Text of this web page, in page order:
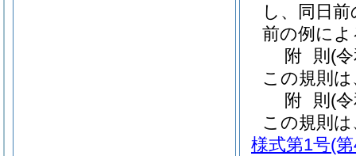
し、同日
前の例によ
附 則 (
この規則
附 則 (
この規則
様式第1号(